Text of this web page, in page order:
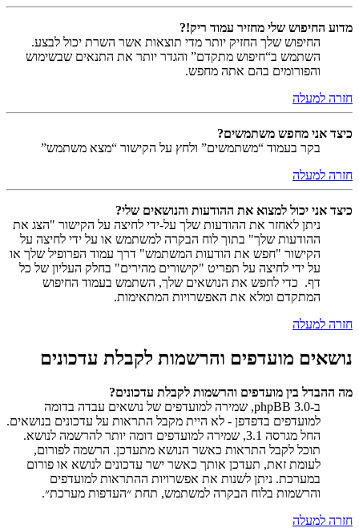
מדוע החיפוש שלי מחזיר עמוד ריק!?
החיפוש שלך החזיק יותר מדי תוצאות אשר השרת יכול לבצע.
השתמש ב“חיפוש מתקדם” והגדר יותר את התנאים שבשימוש
והפורומים בהם אתה מחפש.
חזרה למעלה
כיצד אני מחפש משתמשים?
בקר בעמוד “משתמשים” ולחץ על הקישור “מצא משתמש”
חזרה למעלה
כיצד אני יכול למצוא את ההודעות והנושאים שלי?
ניתן לאחזר את ההודעות שלך על-ידי לחיצה על הקישור "הצג את
ההודעות שלך" בתוך לוח הבקרה למשתמש או על ידי לחיצה על
הקישור "חפש את הודעות המשתמש" דרך עמוד הפרופיל שלך או
על ידי לחיצה על תפריט "קישורים מהירים" בחלק העליון של כל
דף. כדי לחפש את הנושאים שלך, השתמש בעמוד החיפוש
המתקדם ומלא את האפשרויות המתאימות.
חזרה למעלה
נושאים מועדפים והרשמות לקבלת עדכונים
מה ההבדל בין מועדפים והרשמות לקבלת עדכונים?
ב-phpBB 3.0, שמירה למועדפים של נושאים עבדה בדומה
למועדפים בדפדפן - לא היית מקבל התראות על עדכונים בנושאים.
החל מגרסה 3.1, שמירה למועדפים דומה יותר להרשמה לנושא.
תוכל לקבל התראות כאשר הנושא מתעדכן. הרשמה לפורום,
לעומת זאת, תעדכן אותך כאשר ישר עדכונים לנושא או פורום
במערכת. ניתן לשנות את אפשרויות ההתראות למועדפים
והרשמות בלוח הבקרה למשתמש, תחת ״העדפות מערכת״.
חזרה למעלה